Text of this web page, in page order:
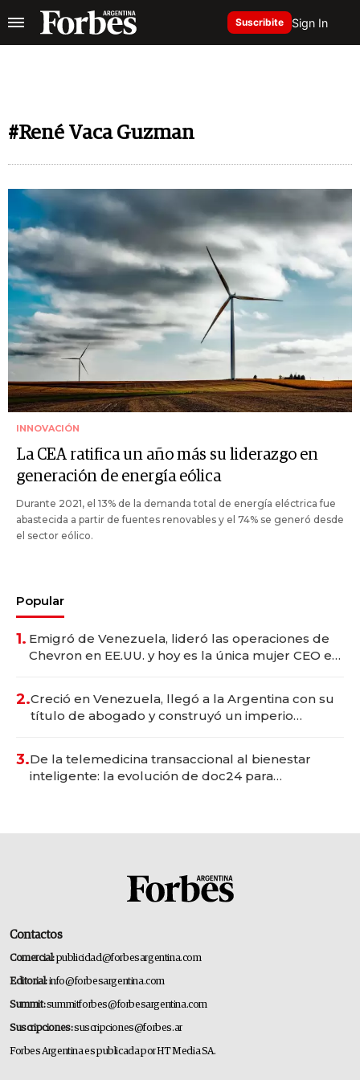
Suscribite Sign In
#René Vaca Guzman
INNOVACIÓN
La CEA ratifica un año más su liderazgo en
generación de energía eólica
Durante 2021, el 13% de la demanda total de energía eléctrica fue
abastecida a partir de fuentes renovables y el 74% se generó desde
el sector eólico.
Popular
1. Emigró de Venezuela, lideró las operaciones de
Chevron en EE.UU. y hoy es la única mujer CEO en
2.Creció en Venezuela, llegó a la Argentina con su
título de abogado y construyó un imperio
3.De la telemedicina transaccional al bienestar
inteligente: la evolución de doc24 para
Contactos
Comercial:publicidad@forbesargentina.com
Editorial:info@forbesargentina.com
Summit:summitforbes@forbesargentina.com
Suscripciones:suscripciones@forbes.ar
Forbes Argentina es publicada por HT Media SA.